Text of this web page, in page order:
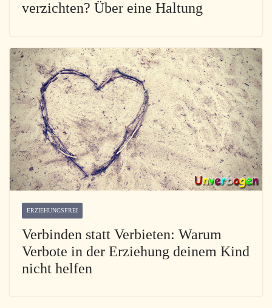
verzichten? Über eine Haltung
ERZIEHUNGSFREI
Verbinden statt Verbieten: Warum
Verbote in der Erziehung deinem Kind
nicht helfen